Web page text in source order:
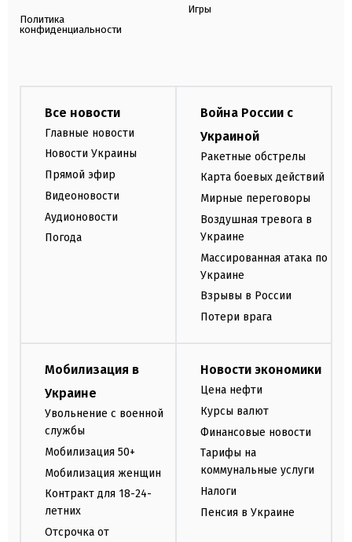
Политика
конфиденциальности
Игры
Все новости
Главные новости
Новости Украины
Прямой эфир
Видеоновости
Аудионовости
Погода
Война России с
Украиной
Ракетные обстрелы
Карта боевых действий
Мирные переговоры
Воздушная тревога в
Украине
Массированная атака по
Украине
Взрывы в России
Потери врага
Мобилизация в
Украине
Увольнение с военной
службы
Мобилизация 50+
Мобилизация женщин
Контракт для 18-24-
летних
Отсрочка от
Новости экономики
Цена нефти
Курсы валют
Финансовые новости
Тарифы на
коммунальные услуги
Налоги
Пенсия в Украине